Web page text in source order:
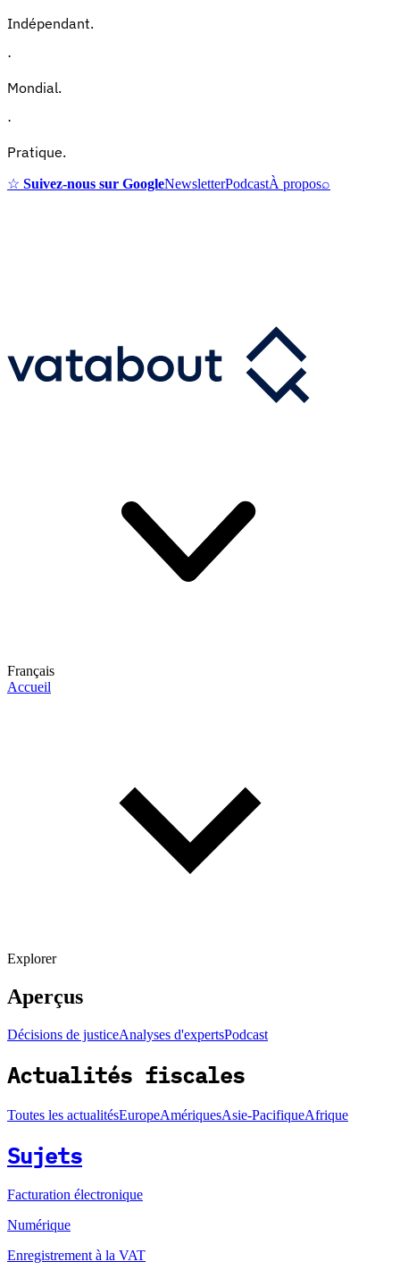
Indépendant.
·
Mondial.
·
Pratique.
☆ Suivez-nous sur GoogleNewsletterPodcastÀ propos⌕
Français
Accueil
Explorer
Aperçus
Décisions de justiceAnalyses d'expertsPodcast
Actualités fiscales
Toutes les actualitésEuropeAmériquesAsie-PacifiqueAfrique
Sujets
Facturation électronique
Numérique
Enregistrement à la VAT